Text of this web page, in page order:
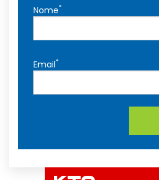
Nome*
Email*